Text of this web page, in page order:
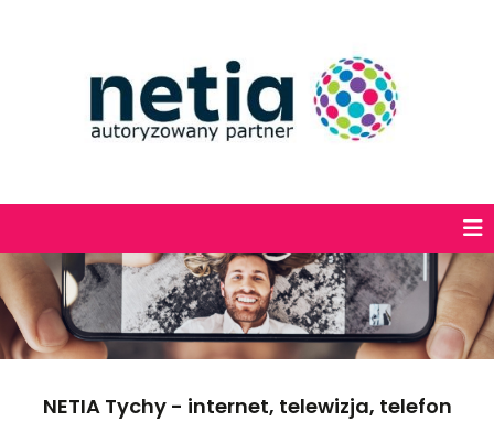
NETIA Tychy - internet, telewizja, telefon